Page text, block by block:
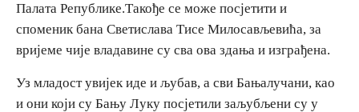
Палата Републике.Такође се може посјетити и
споменик бана Светислава Тисе Милосављевића, за
вријеме чије владавине су сва ова здања и изграђена.
Уз младост увијек иде и љубав, а сви Бањалучани, као
и они који су Бању Луку посјетили заљубљени су у